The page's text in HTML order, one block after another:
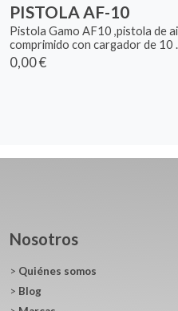
PISTOLA AF-10
Pistola Gamo AF10 ,pistola de
comprimido con cargador de 10
0,00 €
Nosotros
> Quiénes somos
> Blog